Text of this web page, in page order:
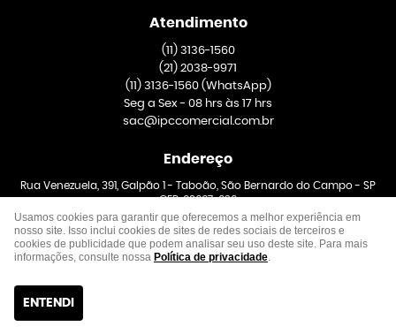
Atendimento
(11)3136-1560
(21) 2038-9971
(11)3136-1560 (WhatsApp)
Seg a Sex - 08 hrs às 17 hrs
sac@ipccomercial.com.br
Endereço
Rua Venezuela, 391, Galpão 1 - Taboão, São Bernardo do Campo- SP
CEP: 09667-020
Usamos cookies para garantir que oferecemos a melhor experiência em
nosso site. Isso inclui cookies de sites de redes sociais de terceiros e
cookies de publicidade que podem analisar seu uso deste site. Para mais
informações, consulte nossa Política de privacidade.
ENTENDI